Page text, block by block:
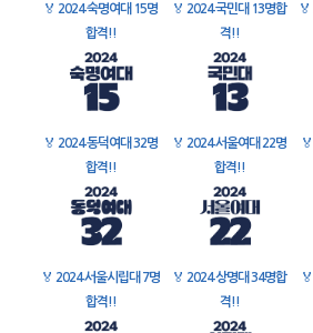
🏅 2024 숙명여대 15명
합격!!
🏅 2024 국민대 13명합
격!!
🏅
🏅 2024 동덕여대 32명
합격!!
🏅 2024 서울여대 22명
합격!!
🏅
🏅 2024 서울시립대 7명
합격!!
🏅 2024 상명대 34명합
격!!
🏅